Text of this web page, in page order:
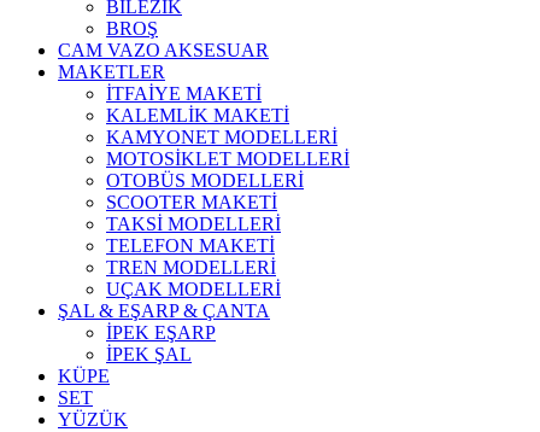
BİLEZİK
BROŞ
CAM VAZO AKSESUAR
MAKETLER
İTFAİYE MAKETİ
KALEMLİK MAKETİ
KAMYONET MODELLERİ
MOTOSİKLET MODELLERİ
OTOBÜS MODELLERİ
SCOOTER MAKETİ
TAKSİ MODELLERİ
TELEFON MAKETİ
TREN MODELLERİ
UÇAK MODELLERİ
ŞAL & EŞARP & ÇANTA
İPEK EŞARP
İPEK ŞAL
KÜPE
SET
YÜZÜK